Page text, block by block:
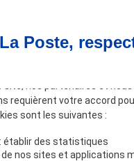
Poste,
requièrent votre accord
sont les suivantes :
: établir des statistiques
nos sites et applications